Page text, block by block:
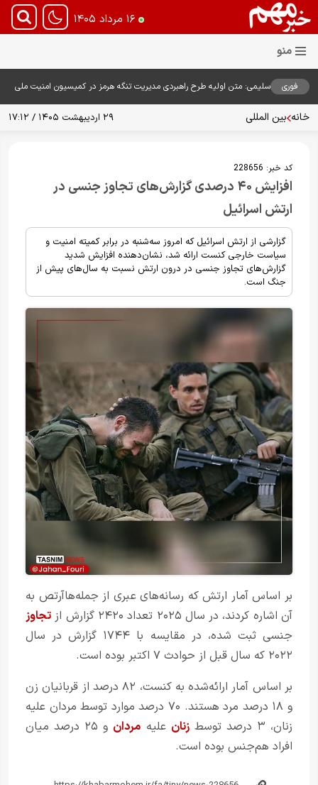
۱۶ مرداد ۱۴۰۵
فوری
سلیمی: متن اولیه طرح راهبردی مدیریت تنگه هرمز در کمیسیون امنیت ملی
خانه بین المللی ۲۹ اردیبهشت ۱۴۰۵ / ۱۷:۱۲
کد خبر: 228656
افزایش ۴۰ درصدی گزارش‌های تجاوز جنسی در
ارتش اسرائیل
گزارشی از ارتش اسرائیل که امروز سه‌شنبه در برابر کمیته امنیت و
سیاست خارجی کنست ارائه شد، نشان‌دهنده افزایش شدید
گزارش‌های تجاوز جنسی در درون ارتش نسبت به سال‌های پیش از
جنگ است.
بر اساس آمار ارتش که رسانه‌های عبری از جمله‌هاآرتص به
آن اشاره کردند، در سال ۲۰۲۵ تعداد ۲۴۲۰ گزارش از
تجاوز
جنسی ثبت شده، در مقایسه با ۱۷۴۴ گزارش در سال
۲۰۲۲ که سال قبل از حوادث ۷ اکتبر بوده است.
بر اساس آمار ارائه‌شده به کنست، ۸۲ درصد از قربانیان زن
و ۱۸ درصد مرد هستند. ۷۰ درصد موارد توسط مردان علیه
زنان، ۳ درصد توسط
زنان علیه مردان
و ۲۵ درصد میان
افراد هم‌جنس بوده است.